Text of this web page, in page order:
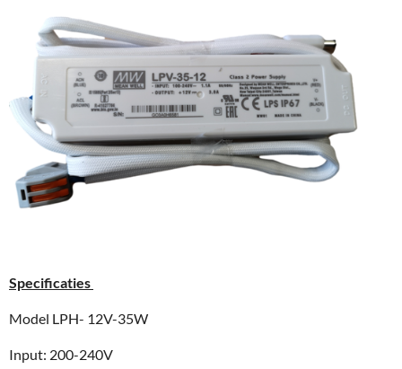
Specificaties
Model LPH- 12V-35W
Input: 200-240V